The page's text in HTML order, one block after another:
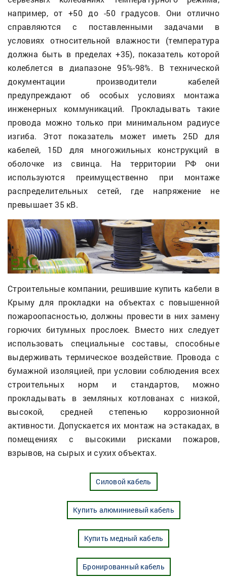
например, от +50 до -50 градусов. Они отлично
справляются с поставленными задачами в
условиях относительной влажности (температура
должна быть в пределах +35), показатель которой
колеблется в диапазоне 95%-98%. В технической
документации производители кабелей
предупреждают об особых условиях монтажа
инженерных коммуникаций. Прокладывать такие
провода можно только при минимальном радиусе
изгиба. Этот показатель может иметь 25D для
кабелей, 15D для многожильных конструкций в
оболочке из свинца. На территории РФ они
используются преимущественно при монтаже
распределительных сетей, где напряжение не
превышает 35 кВ.
Строительные компании, решившие купить кабели в
Крыму для прокладки на объектах с повышенной
пожароопасностью, должны провести в них замену
горючих битумных прослоек. Вместо них следует
использовать специальные составы, способные
выдерживать термическое воздействие. Провода с
бумажной изоляцией, при условии соблюдения всех
строительных норм и стандартов, можно
прокладывать в земляных котлованах с низкой,
высокой, средней степенью коррозионной
активности. Допускается их монтаж на эстакадах, в
помещениях с высокими рисками пожаров,
взрывов, на сырых и сухих объектах.
Силовой кабель
Купить алюминиевый кабель
Купить медный кабель
Бронированный кабель